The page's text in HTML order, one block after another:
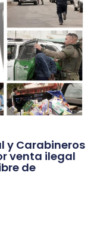
y Carabineros
venta ilegal
de